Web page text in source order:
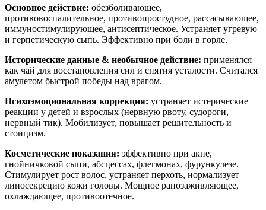
Основное действие: обезболивающее,
противовоспалительное, противопростудное, рассасывающее,
иммуностимулирующее, антисептическое. Устраняет угревую
и герпетическую сыпь. Эффективно при боли в горле.
Исторические данные & необычное действие: применялся
как чай для восстановления сил и снятия усталости. Считался
амулетом быстрой победы над врагом.
Психоэмоциональная коррекция: устраняет истерические
реакции у детей и взрослых (нервную рвоту, судороги,
нервный тик). Мобилизует, повышает решительность и
стоицизм.
Косметические показания: эффективно при акне,
гнойничковой сыпи, абсцессах, флегмонах, фурункулезе.
Стимулирует рост волос, устраняет перхоть, нормализует
липосекрецию кожи головы. Мощное ранозаживляющее,
охлаждающее, противоотечное.